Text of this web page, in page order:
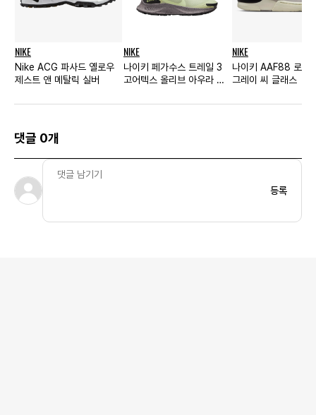
NIKE
Nike ACG 파사드 옐로우
제스트 앤 메탈릭 실버
NIKE
나이키 페가수스 트레일 3
고어텍스 올리브 아우라 우
NIKE
나이키 AAF88 로우
그레이 씨 글래스
댓글 0개
등록